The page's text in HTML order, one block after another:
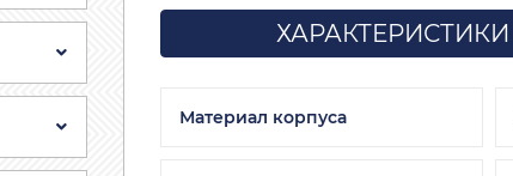
ХАРАКТЕРИСТИКИ
Материал корпуса